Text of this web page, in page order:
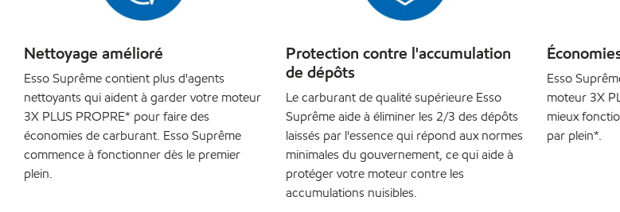
Nettoyage amélioré
Esso Suprême contient plus d'agents
nettoyants qui aident à garder votre moteur
3X PLUS PROPRE* pour faire des
économies de carburant. Esso Suprême
commence à fonctionner dès le premier
plein.
Protection contre l'accumulation
de dépôts
Le carburant de qualité supérieure Esso
Suprême aide à éliminer les 2/3 des dépôts
laissés par l'essence qui répond aux normes
minimales du gouvernement, ce qui aide à
protéger votre moteur contre les
accumulations nuisibles.
Esso
moteur 3X
mieux
par plein*.